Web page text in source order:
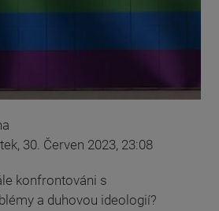
30. Červen 2023, 23:08
konfrontováni s
a duhovou ideologií?